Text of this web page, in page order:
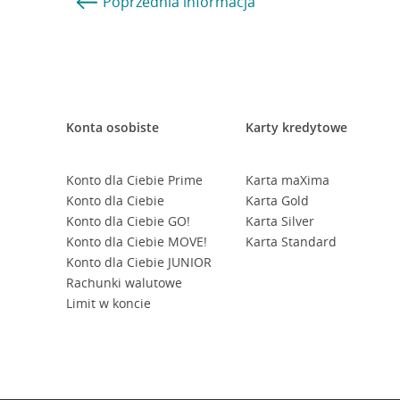
Konta osobiste
Konto dla Ciebie Prime
Konto dla Ciebie
Konto dla Ciebie GO!
Konto dla Ciebie MOVE!
Konto dla Ciebie JUNIOR
Rachunki walutowe
Limit w koncie
Karty kredytowe
Karta maXima
Karta Gold
Karta Silver
Karta Standard